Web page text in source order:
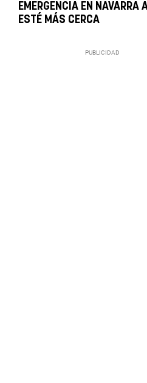
EMERGENCIA EN NAVARRA
ESTÉ MÁS CERCA